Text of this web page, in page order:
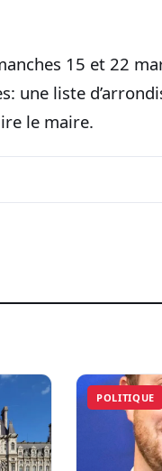
15 et 22
une liste
le maire.
POLITIQUE